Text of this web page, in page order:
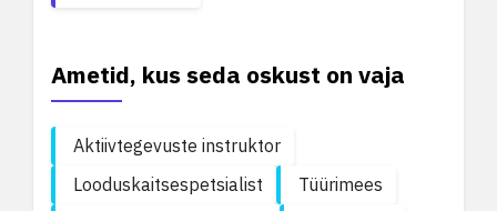
Ametid, kus seda oskust on vaja
Aktiivtegevuste instruktor
Looduskaitsespetsialist
Tüürimees